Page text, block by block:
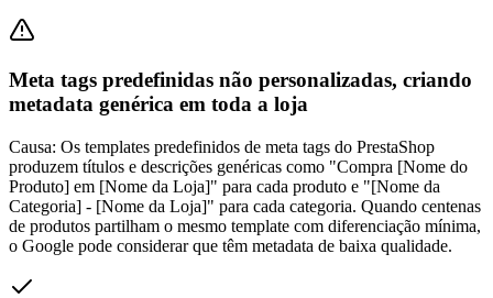
Meta tags predefinidas não personalizadas, criando
metadata genérica em toda a loja
Causa: Os templates predefinidos de meta tags do PrestaShop
produzem títulos e descrições genéricas como "Compra [Nome do
Produto] em [Nome da Loja]" para cada produto e "[Nome da
Categoria] - [Nome da Loja]" para cada categoria. Quando centenas
de produtos partilham o mesmo template com diferenciação mínima,
o Google pode considerar que têm metadata de baixa qualidade.